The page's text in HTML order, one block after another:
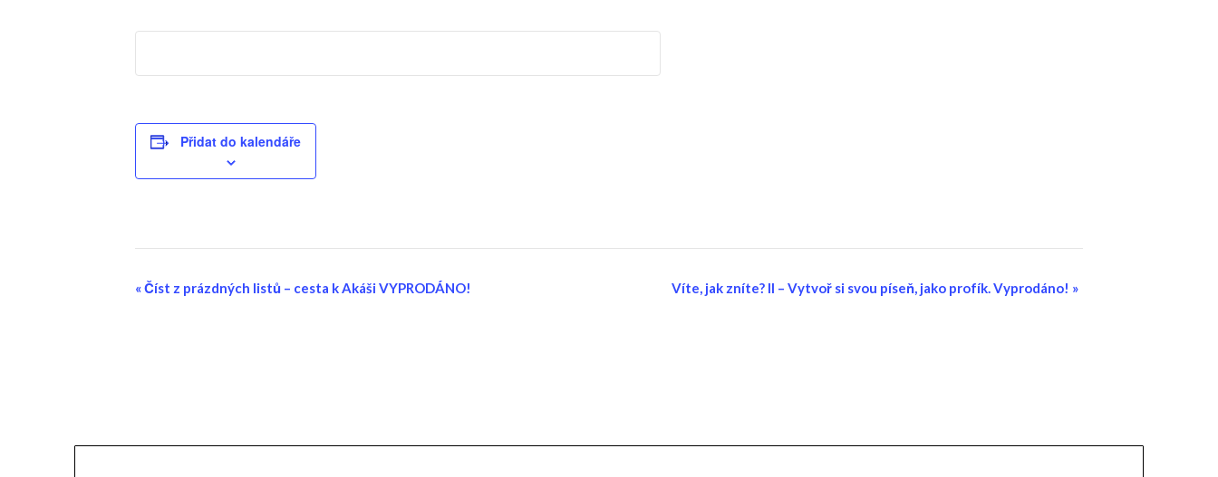
Přidat do kalendáře
Navigace
«Číst z prázdných listů – cesta k Akáši VYPRODÁNO! Víte, jak zníte? II – Vytvoř si svou píseň, jako profík. Vyprodáno! »